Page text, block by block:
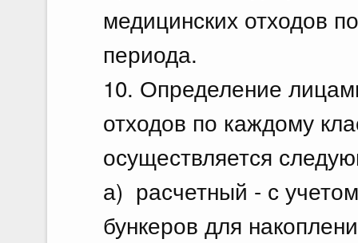
медицинских отходов
периода.
10. Определение
отходов по каждому
осуществляется
а) расчетный - с
бункеров для